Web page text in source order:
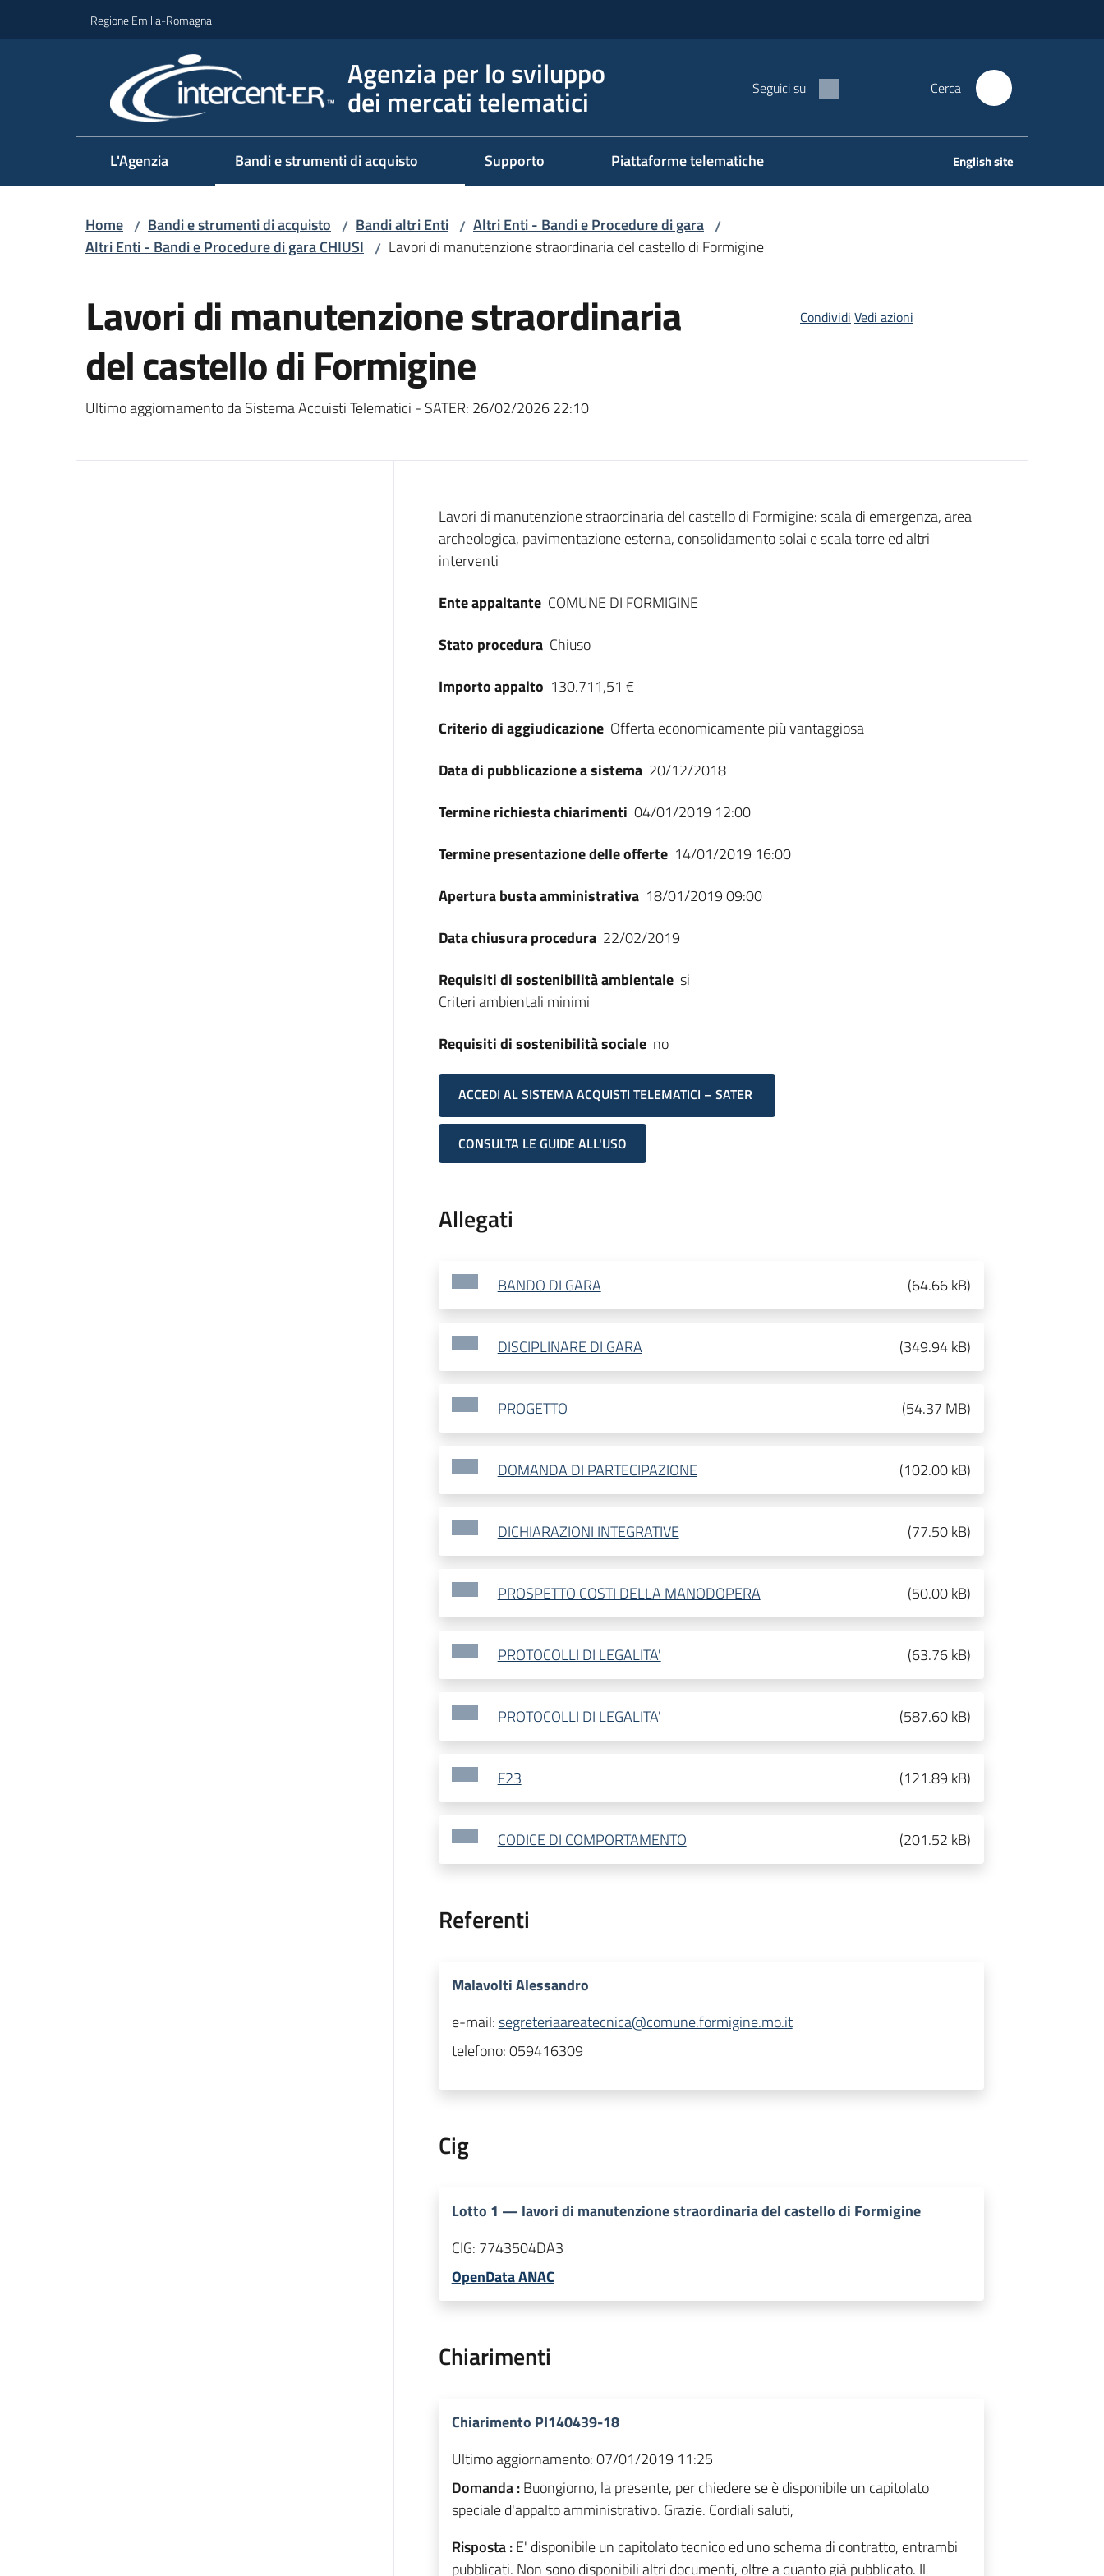
Regione Emilia-Romagna
Agenzia per lo sviluppo
dei mercati telematici Seguici su Cerca
L'Agenzia Bandi e strumenti di acquisto Supporto Piattaforme telematiche English site
Home / Bandi e strumenti di acquisto / Bandi altri Enti / Altri Enti - Bandi e Procedure di gara /
Altri Enti - Bandi e Procedure di gara CHIUSI / Lavori di manutenzione straordinaria del castello di Formigine
Lavori di manutenzione straordinaria
del castello di Formigine
Ultimo aggiornamento da Sistema Acquisti Telematici - SATER: 26/02/2026 22:10
Condividi Vedi azioni
Dati del bando
Lavori di manutenzione straordinaria del castello di Formigine: scala di emergenza, area
archeologica, pavimentazione esterna, consolidamento solai e scala torre ed altri
interventi
Ente appaltante COMUNE DI FORMIGINE
Stato procedura Chiuso
Importo appalto 130.711,51 €
Criterio di aggiudicazione Offerta economicamente più vantaggiosa
Data di pubblicazione a sistema 20/12/2018
Termine richiesta chiarimenti 04/01/2019 12:00
Termine presentazione delle offerte 14/01/2019 16:00
Apertura busta amministrativa 18/01/2019 09:00
Data chiusura procedura 22/02/2019
Requisiti di sostenibilità ambientale si
Criteri ambientali minimi
Requisiti di sostenibilità sociale no
ACCEDI AL SISTEMA ACQUISTI TELEMATICI – SATER
CONSULTA LE GUIDE ALL'USO
Allegati
BANDO DI GARA (64.66 kB)
DISCIPLINARE DI GARA (349.94 kB)
PROGETTO (54.37 MB)
DOMANDA DI PARTECIPAZIONE (102.00 kB)
DICHIARAZIONI INTEGRATIVE (77.50 kB)
PROSPETTO COSTI DELLA MANODOPERA (50.00 kB)
PROTOCOLLI DI LEGALITA' (63.76 kB)
PROTOCOLLI DI LEGALITA' (587.60 kB)
F23 (121.89 kB)
CODICE DI COMPORTAMENTO (201.52 kB)
Referenti
Malavolti Alessandro
e-mail:segreteriaareatecnica@comune.formigine.mo.it
telefono:059416309
Cig
Lotto 1 — lavori di manutenzione straordinaria del castello di Formigine
CIG: 7743504DA3
OpenData ANAC
Chiarimenti
Chiarimento PI140439-18
Ultimo aggiornamento:07/01/2019 11:25
Domanda :Buongiorno, la presente, per chiedere se è disponibile un capitolato
speciale d'appalto amministrativo. Grazie. Cordiali saluti,
Risposta :E' disponibile un capitolato tecnico ed uno schema di contratto, entrambi
pubblicati. Non sono disponibili altri documenti, oltre a quanto già pubblicato. Il